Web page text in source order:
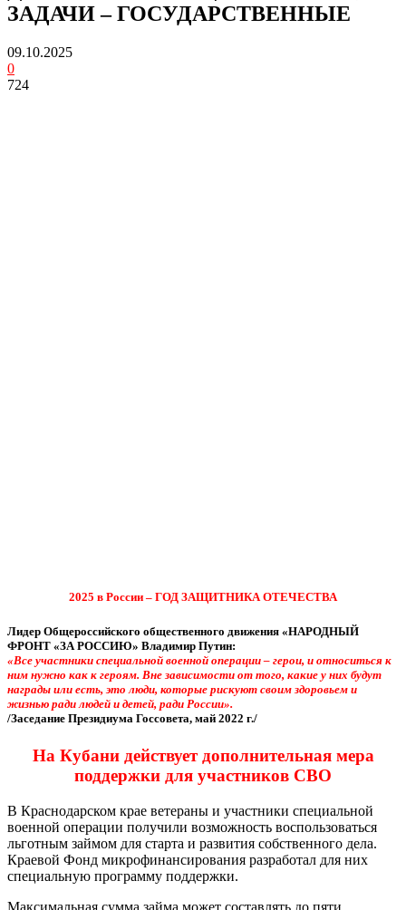
ЗАДАЧИ – ГОСУДАРСТВЕННЫЕ
09.10.2025
0
724
2025 в России – ГОД ЗАЩИТНИКА ОТЕЧЕСТВА
Лидер Общероссийского общественного движения «НАРОДНЫЙ
ФРОНТ «ЗА РОССИЮ» Владимир Путин:
«Все участники специальной военной операции – герои, и относиться к
ним нужно как к героям. Вне зависимости от того, какие у них будут
награды или есть, это люди, которые рискуют своим здоровьем и
жизнью ради людей и детей, ради России».
/Заседание Президиума Госсовета, май 2022 г./
На Кубани действует дополнительная мера
поддержки для участников СВО
В Краснодарском крае ветераны и участники специальной
военной операции получили возможность воспользоваться
льготным займом для старта и развития собственного дела.
Краевой Фонд микрофинансирования разработал для них
специальную программу поддержки.
Максимальная сумма займа может составлять до пяти